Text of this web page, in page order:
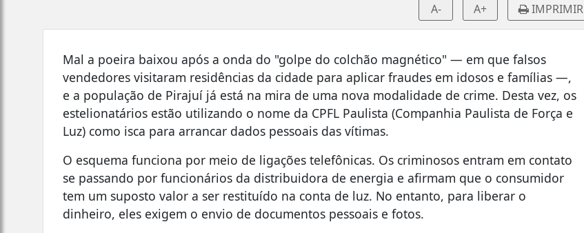
A- A+ IMPRIMIR
Mal a poeira baixou após a onda do "golpe do colchão magnético" — em que falsos
vendedores visitaram residências da cidade para aplicar fraudes em idosos e famílias —,
e a população de Pirajuí já está na mira de uma nova modalidade de crime. Desta vez, os
estelionatários estão utilizando o nome da CPFL Paulista (Companhia Paulista de Força e
Luz) como isca para arrancar dados pessoais das vítimas.
O esquema funciona por meio de ligações telefônicas. Os criminosos entram em contato
se passando por funcionários da distribuidora de energia e afirmam que o consumidor
tem um suposto valor a ser restituído na conta de luz. No entanto, para liberar o
dinheiro, eles exigem o envio de documentos pessoais e fotos.